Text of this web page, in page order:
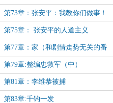
（完）
第73章：张安平：我教你们做事！
（上）
第75章： 张安平的人道主义
第77章：家（和剧情走势无关的番
外）
第79章:整编忠救军（中）
第81章：李维恭被捕
第83章:千钧一发